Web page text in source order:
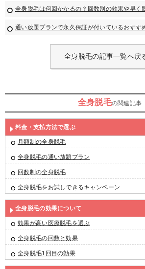
全身脱毛は何回かかるの？回数別の効果や早く
通い放題プランで永久保証が付いているおすす
全身脱毛の記事一覧へ戻
全身脱毛の関連記事
料金・支払方法で選ぶ
月額制の全身脱毛
全身脱毛の通い放題プラン
回数制の全身脱毛
全身脱毛をお試しできるキャンペーン
全身脱毛の効果について
効果が高い医療脱毛を選ぶ
全身脱毛の回数と効果
全身脱毛1回目の効果